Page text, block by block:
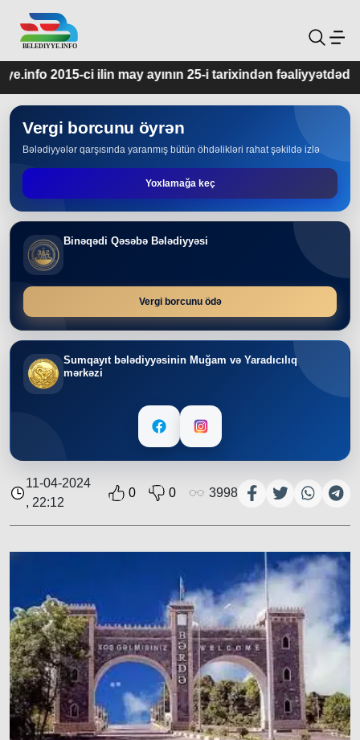
ayının 25-i tarixindən fəaliyyətdədir.
Vergi borcunu öyrən
Bələdiyyələr qarşısında yaranmış bütün öhdəlikləri rahat şəkildə izlə
Yoxlamağa keç
Binəqədi Qəsəbə Bələdiyyəsi
Vergi borcunu ödə
Sumqayıt bələdiyyəsinin Muğam və Yaradıcılıq
mərkəzi
11-04-2024
, 22:12
0 0 3998